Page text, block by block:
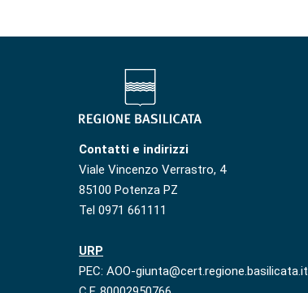
Contatti e indirizzi
Viale Vincenzo Verrastro, 4
85100 Potenza PZ
Tel 0971 661111
URP
PEC: AOO-giunta@cert.regione.basilicata.it